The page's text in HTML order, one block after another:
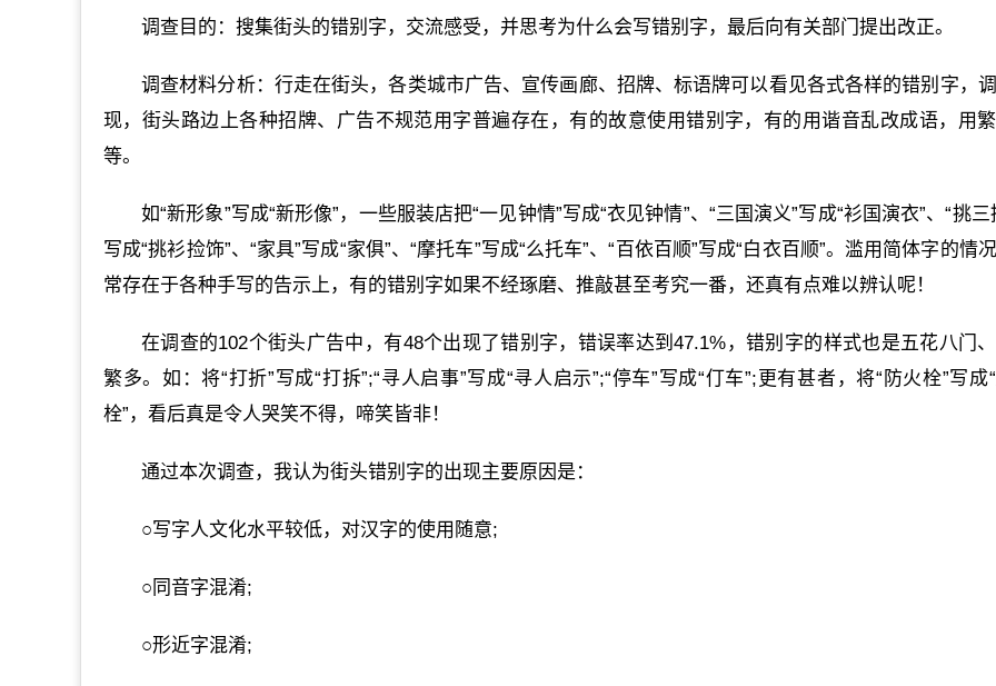
调查目的：搜集街头的错别字，交流感受，并思考为什么会写错别字，最后向有关部门提出改正。
调查材料分析：行走在街头，各类城市广告、宣传画廊、招牌、标语牌可以看见各式各样的错别字，
现，街头路边上各种招牌、广告不规范用字普遍存在，有的故意使用错别字，有的用谐音乱改成语，用
等。
如“新形象”写成“新形像”，一些服装店把“一见钟情”写成“衣见钟情”、“三国演义”写成“衫国演衣”、“挑三
写成“挑衫捡饰”、“家具”写成“家俱”、“摩托车”写成“么托车”、“百依百顺”写成“白衣百顺”。滥用简体字的情
常存在于各种手写的告示上，有的错别字如果不经琢磨、推敲甚至考究一番，还真有点难以辨认呢！
在调查的102个街头广告中，有48个出现了错别字，错误率达到47.1%，错别字的样式也是五花八门
繁多。如：将“打折”写成“打拆”;“寻人启事”写成“寻人启示”;“停车”写成“仃车”;更有甚者，将“防火栓”写成
栓”，看后真是令人哭笑不得，啼笑皆非！
通过本次调查，我认为街头错别字的出现主要原因是：
○写字人文化水平较低，对汉字的使用随意;
○同音字混淆;
○形近字混淆;